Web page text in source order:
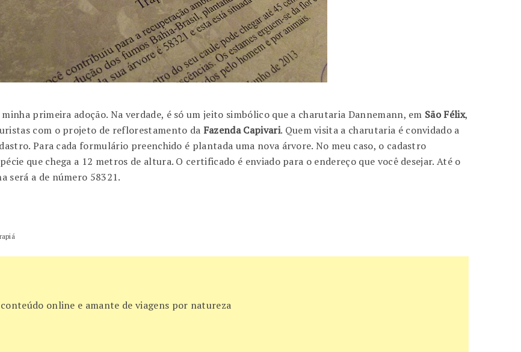
primeira adoção. Na verdade, é só um jeito simbólico que a charutaria Dannemann, em São Félix,
com o projeto de reflorestamento da Fazenda Capivari. Quem visita a charutaria é convidado a
Para cada formulário preenchido é plantada uma nova árvore. No meu caso, o cadastro
que chega a 12 metros de altura. O certificado é enviado para o endereço que você desejar. Até o
será a de número 58321.
online e amante de viagens por natureza